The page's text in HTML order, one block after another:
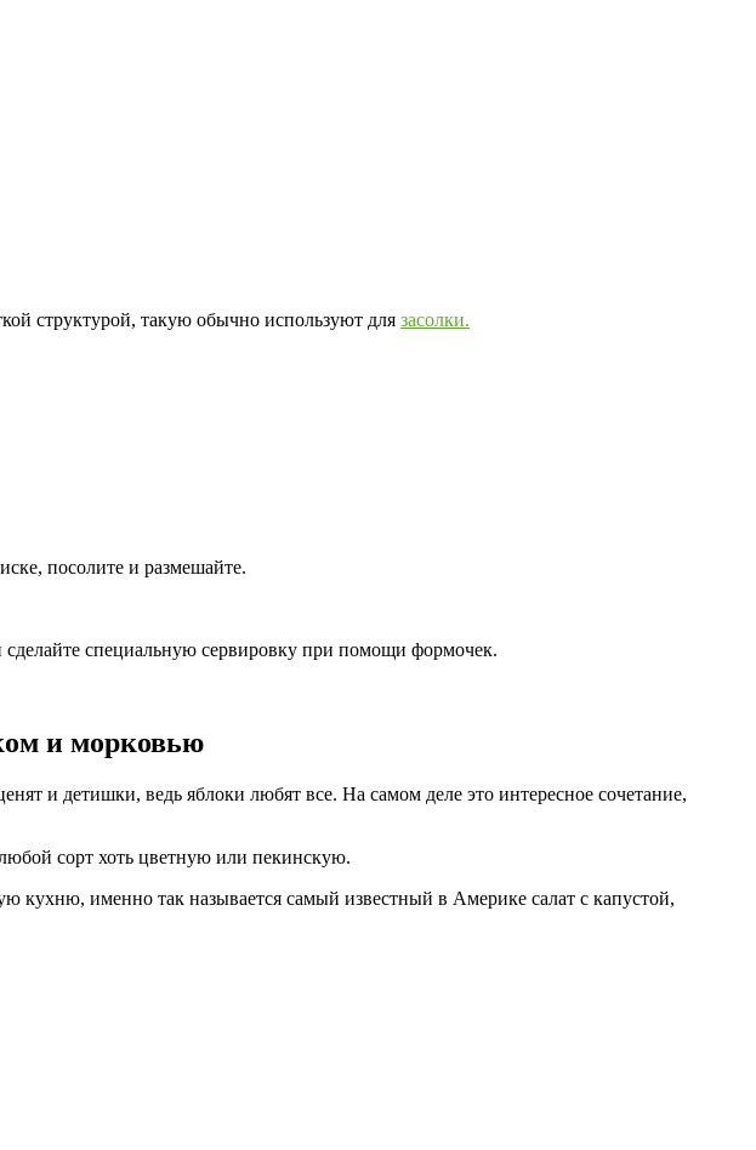
структурой, такую обычно используют для засолки.
посолите и размешайте.
сделайте специальную сервировку при помощи формочек.
и морковью
и детишки, ведь яблоки любят все. На самом деле это интересное сочетание,
сорт хоть цветную или пекинскую.
кухню, именно так называется самый известный в Америке салат с капустой,